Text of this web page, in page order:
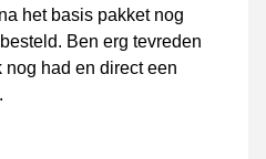
het basis pakket nog
Ben erg tevreden
had en direct een